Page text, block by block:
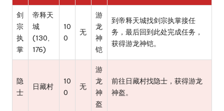
剑
宗
执
掌
帝释天
城
(130,
176)
10
0
无
游
龙
神
铠
到帝释天城找剑宗执掌接任
务，最后回到此处完成任务，
获得游龙神铠。
隐
士
日藏村
10
0
无
游
龙
神
盔
前往日藏村找隐士，获得游龙
神盔。